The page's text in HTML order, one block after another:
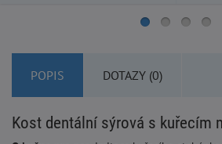
POPIS DOTAZY (0)
Kost dentální sýrová s kuřecím